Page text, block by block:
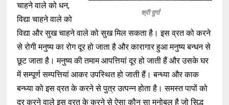
श्री दुर्गा
चाहने वाले को धन,
विद्या चाहने वाले को
विद्या और सुख चाहने वाले को सुख मिल सकता है। इस व्रत को करने
से रोगी मनुष्य का रोग दूर हो जाता है और कारागार हुआ मनुष्य बन्धन से
छूट जाता है। मनुष्य की तमाम आपत्तियां दूर हो जाती हैं और उसके घर
में सम्पूर्ण सम्पत्तियां आकर उपस्थित हो जाती हैं। बन्ध्या और काक
बन्ध्या को इस व्रत के करने से पुत्र उत्पन्न होता है। समस्त पापों को
दूूर करने वाले इस व्रत के करने से ऐसा कौन सा मनोबल है जो सिद्ध